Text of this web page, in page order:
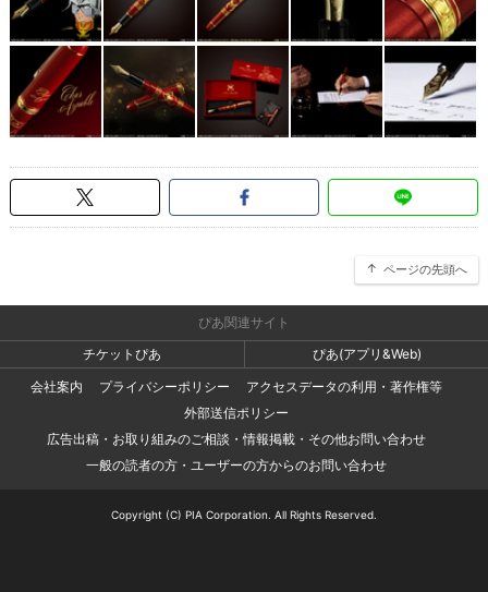
ページの先頭へ
ぴあ関連サイト
チケットぴあ
ぴあ(アプリ&Web)
会社案内
プライバシーポリシー
アクセスデータの利用・著作権等
外部送信ポリシー
広告出稿・お取り組みのご相談・情報掲載・その他お問い合わせ
一般の読者の方・ユーザーの方からのお問い合わせ
Copyright (C) PIA Corporation. All Rights Reserved.